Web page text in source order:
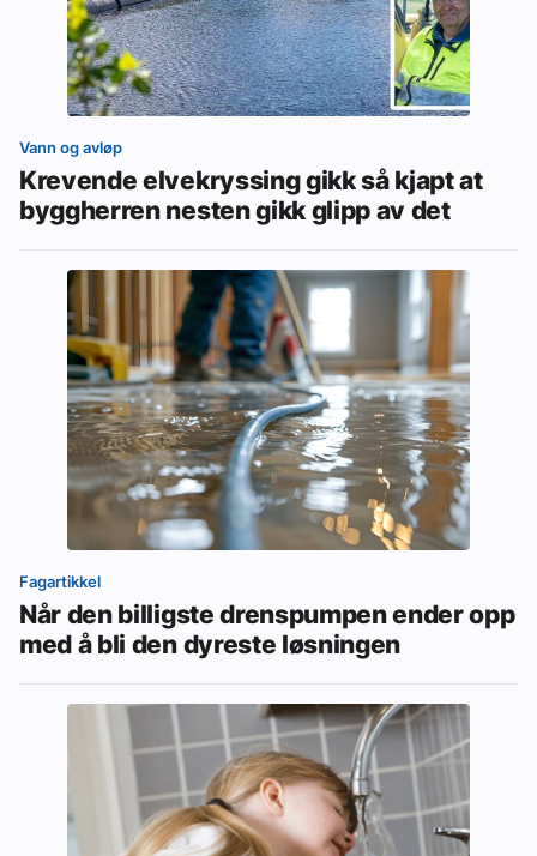
Vann og avløp
Krevende elvekryssing gikk så kjapt at
byggherren nesten gikk glipp av det
Fagartikkel
Når den billigste drenspumpen ender opp
med å bli den dyreste løsningen